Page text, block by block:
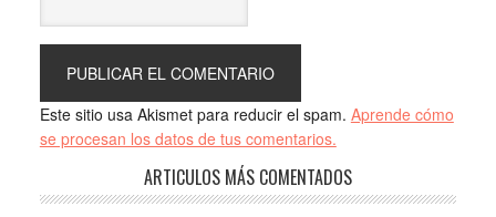
Este sitio usa Akismet para reducir el spam. Aprende cómo
se procesan los datos de tus comentarios.
ARTICULOS MÁS COMENTADOS